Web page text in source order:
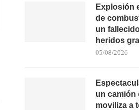
POLICÍA LOCAL DE SANTA LUCÍA
BUSCA AL RESPONSABLE...
30/07/2026
Explosión
de
un
heridos
05/08/2026
un camión
moviliza a